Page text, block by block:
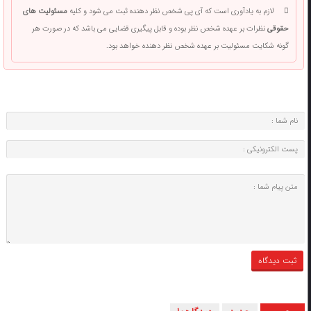
لازم به یادآوری است که آی پی شخص نظر دهنده ثبت می شود و کلیهمسئولیت های
حقوقینظرات بر عهده شخص نظر بوده و قابل پیگیری قضایی می باشد که در صورت هر
گونه شکایت مسئولیت بر عهده شخص نظر دهنده خواهد بود.